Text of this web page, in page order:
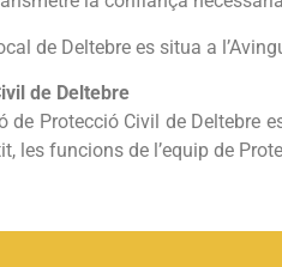
de Deltebre es situa a
de Deltebre
de Protecció Civil de Deltebre
les funcions de l’equip de